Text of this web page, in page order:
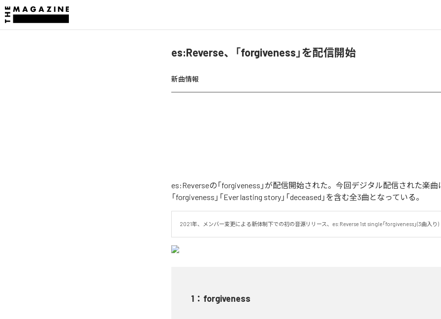
es:Reverse、「forgiveness」を配信開始
新曲情報
es:Reverseの「forgiveness」が配信開始された。今回デジタル配信された楽曲
「forgiveness」「Ever lasting story」「deceased」を含む全3曲となっている。
2021年、メンバー変更による新体制下での初の音源リリース、es:Reverse 1st single「forgiveness」(3曲入り)
1 ： forgiveness